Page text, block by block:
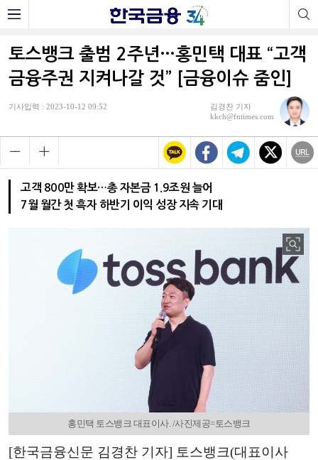
토스뱅크 출범 2주년…홍민택 대표 “고객
금융주권 지켜나갈 것” [금융이슈 줌인]
기사입력 : 2023-10-12 09:52
김경찬 기자
kkch@fntimes.com
고객 800만 확보…총 자본금 1.9조원 늘어
7월 월간 첫 흑자 하반기 이익 성장 지속 기대
홍민택 토스뱅크 대표이사. /사진제공=토스뱅크
[한국금융신문 김경찬 기자] 토스뱅크(대표이사